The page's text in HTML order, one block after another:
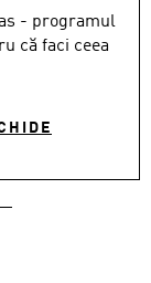
- programul
că faci ceea